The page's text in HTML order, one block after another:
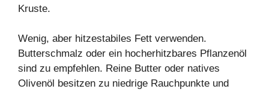
Kruste.
Wenig, aber hitzestabiles Fett verwenden.
Butterschmalz oder ein hocherhitzbares Pflanzenöl
sind zu empfehlen. Reine Butter oder natives
Olivenöl besitzen zu niedrige Rauchpunkte und